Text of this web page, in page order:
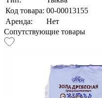
Код товара: 00-00013155
Аренда:
Нет
Сопутствующие товары